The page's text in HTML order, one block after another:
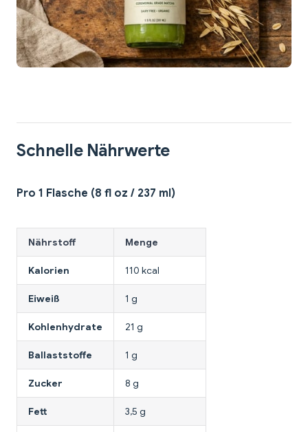
Schnelle Nährwerte
Pro 1 Flasche (8 fl oz / 237 ml)
Nährstoff Menge
Kalorien 110 kcal
Eiweiß 1 g
Kohlenhydrate 21 g
Ballaststoffe 1 g
Zucker 8 g
Fett 3,5 g